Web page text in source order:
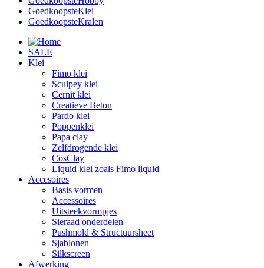
GoedkoopsteKlei
GoedkoopsteKralen
SALE
Klei
Fimo klei
Sculpey klei
Cernit klei
Creatieve Beton
Pardo klei
Poppenklei
Papa clay
Zelfdrogende klei
CosClay
Liquid klei zoals Fimo liquid
Accesoires
Basis vormen
Accessoires
Uitsteekvormpjes
Sieraad onderdelen
Pushmold & Structuursheet
Sjablonen
Silkscreen
Afwerking